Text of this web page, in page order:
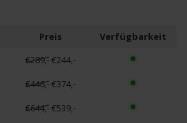
Preis
Verfügbarkeit
€289,-€244,-
€446,-€374,-
€644,-€539,-